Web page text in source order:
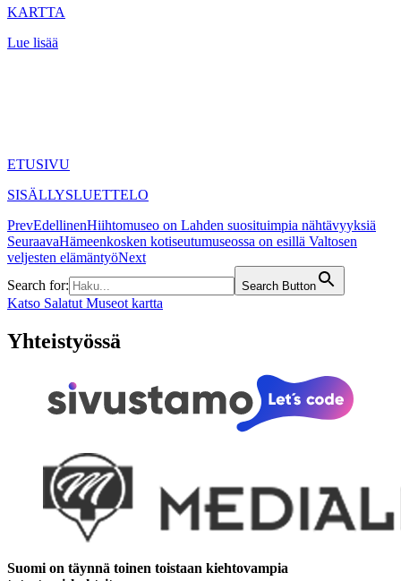
KARTTA
Lue lisää
ETUSIVU
SISÄLLYSLUETTELO
PrevEdellinenHiihtomuseo on Lahden suosituimpia nähtävyyksiä
SeuraavaHämeenkosken kotiseutumuseossa on esillä Valtosen
veljesten elämäntyöNext
Search for:
Search Button
Katso Salatut Museot kartta
Yhteistyössä
Suomi on täynnä toinen toistaan kiehtovampia